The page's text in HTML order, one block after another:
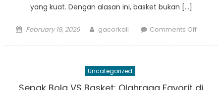
yang kuat. Dengan alasan ini, basket bukan […]
Posted
February 19, 2026 Author
gacorkali Comments Offon
Uncategorized